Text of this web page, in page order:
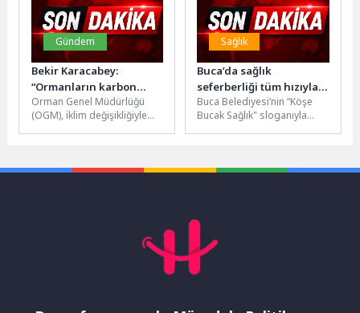
Gündem
Bekir Karacabey:
“Ormanların karbon
tutma gücünü
artıracağız”
Orman Genel Müdürlüğü
(OGM), iklim değişikliğiyle
Sağlık
Buca’da sağlık
seferberliği tüm hızıyla
sürüyor
Buca Belediyesi’nin “Köşe
Bucak Sağlık" sloganıyla